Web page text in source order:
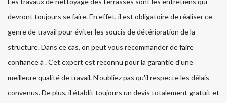
devront toujours se faire. En effet, il est obligatoire de réaliser ce
genre de travail pour éviter les soucis de détérioration de la
structure. Dans ce cas, on peut vous recommander de faire
confiance à . Cet expert est reconnu pour la garantie d'une
meilleure qualité de travail. N'oubliez pas qu'il respecte les délais
convenus. De plus, il établit toujours un devis totalement gratuit et